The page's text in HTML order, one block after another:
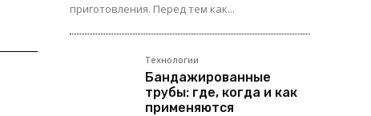
приготовления. Перед тем как...
Технологии
Бандажированные
трубы: где, когда и как
применяются